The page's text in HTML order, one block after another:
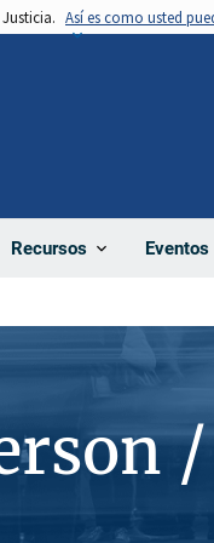
Así es como usted
Recursos Eventos